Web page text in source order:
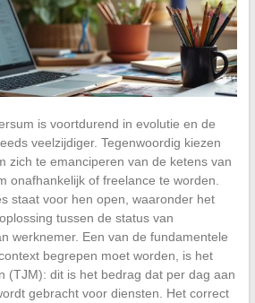
is voortdurend in evolutie en de
veelzijdiger. Tegenwoordig kiezen
zich te emanciperen van de ketens van
onafhankelijk of freelance te worden.
staat voor hen open, waaronder het
oplossing tussen de status van
werknemer. Een van de fundamentele
begrepen moet worden, is het
(TJM): dit is het bedrag dat per dag aan
gebracht voor diensten. Het correct